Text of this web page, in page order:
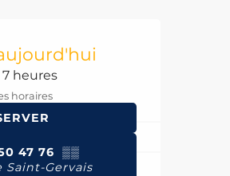
et
heures
horaires
47 76 ▒▒
Saint-Gervais